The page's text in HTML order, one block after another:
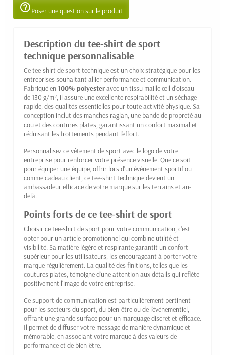
help_outlinePoser une question sur le produit
Description du tee-shirt de sport
technique personnalisable
Ce tee-shirt de sport technique est un choix stratégique pour les
entreprises souhaitant allier performance et communication.
Fabriqué en100% polyesteravec un tissu maille œil d'oiseau
de 130 g/m², il assure une excellente respirabilité et un séchage
rapide, des qualités essentielles pour toute activité physique. Sa
conception inclut des manches raglan, une bande de propreté au
cou et des coutures plates, garantissant un confort maximal et
réduisant les frottements pendant l'effort.
Personnalisez ce vêtement de sport avec le logo de votre
entreprise pour renforcer votre présence visuelle. Que ce soit
pour équiper une équipe, offrir lors d'un événement sportif ou
comme cadeau client, ce tee-shirt technique devient un
ambassadeur efficace de votre marque sur les terrains et au-
delà.
Points forts de ce tee-shirt de sport
Choisir ce tee-shirt de sport pour votre communication, c'est
opter pour un article promotionnel qui combine utilité et
visibilité. Sa matière légère et respirante garantit un confort
supérieur pour les utilisateurs, les encourageant à porter votre
marque régulièrement. La qualité des finitions, telles que les
coutures plates, témoigne d'une attention aux détails qui reflète
positivement l'image de votre entreprise.
Ce support de communication est particulièrement pertinent
pour les secteurs du sport, du bien-être ou de l'événementiel,
offrant une grande surface pour un marquage discret et efficace.
Il permet de diffuser votre message de manière dynamique et
mémorable, en associant votre marque à des valeurs de
performance et de bien-être.